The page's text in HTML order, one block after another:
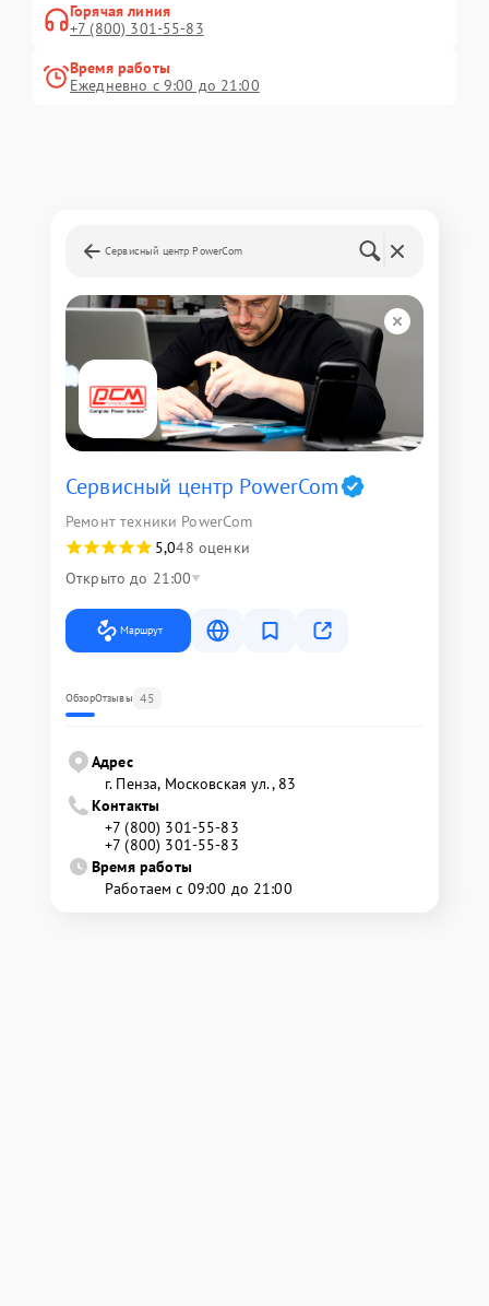
Горячая линия
+7 (800) 301-55-83
Время работы
Ежедневно с 9:00 до 21:00
Сервисный центр PowerCom
Сервисный центр PowerCom
Ремонт техники PowerCom
5,048 оценки
Открыто до 21:00
Маршрут
ОбзорОтзывы 45
Адрес
г. Пенза, Московская ул., 83
Контакты
+7 (800) 301-55-83
+7 (800) 301-55-83
Время работы
Работаем с 09:00 до 21:00